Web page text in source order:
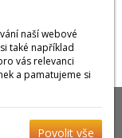
služeb
Více ✖
naší webové
také například
vás relevanci
a pamatujeme si
Povolit vše